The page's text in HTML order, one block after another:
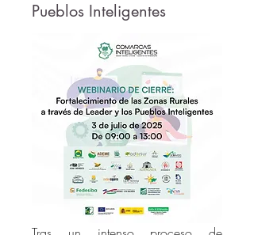
Pueblos Inteligentes